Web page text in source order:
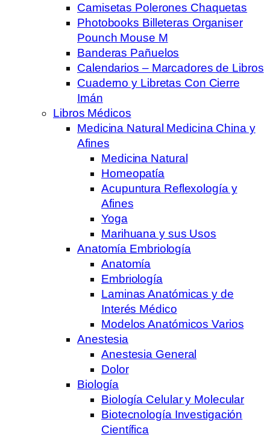
Camisetas Polerones Chaquetas
Photobooks Billeteras Organiser
Pounch Mouse M
Banderas Pañuelos
Calendarios – Marcadores de Libros
Cuaderno y Libretas Con Cierre
Imán
Libros Médicos
Medicina Natural Medicina China y
Afines
Medicina Natural
Homeopatía
Acupuntura Reflexología y
Afines
Yoga
Marihuana y sus Usos
Anatomía Embriología
Anatomía
Embriología
Laminas Anatómicas y de
Interés Médico
Modelos Anatómicos Varios
Anestesia
Anestesia General
Dolor
Biología
Biología Celular y Molecular
Biotecnología Investigación
Científica